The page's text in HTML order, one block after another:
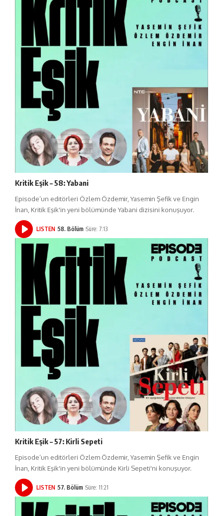
Kritik Eşik – 58: Yabani
Episode’un editörleri Özlem Özdemir, Yasemin Şefik ve Engin
İnan, Kritik Eşik'in yeni bölümünde Yabani dizisini konuşuyor.
LISTEN 58. Bölüm Süre: 7:13
Kritik Eşik – 57: Kirli Sepeti
Episode’un editörleri Özlem Özdemir, Yasemin Şefik ve Engin
İnan, Kritik Eşik'in yeni bölümünde Kirli Sepeti'ni konuşuyor.
LISTEN 57. Bölüm Süre: 11:21